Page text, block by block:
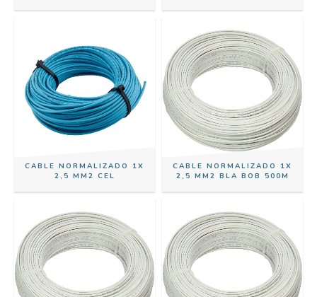
CABLE NORMALIZADO 1X
2,5 MM2 CEL
CABLE NORMALIZADO 1X
2,5 MM2 BLA BOB 500M